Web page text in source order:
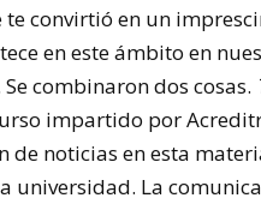
te convirtió en un
en este ámbito en
combinaron dos cosas.
impartido por
noticias en esta
universidad. La